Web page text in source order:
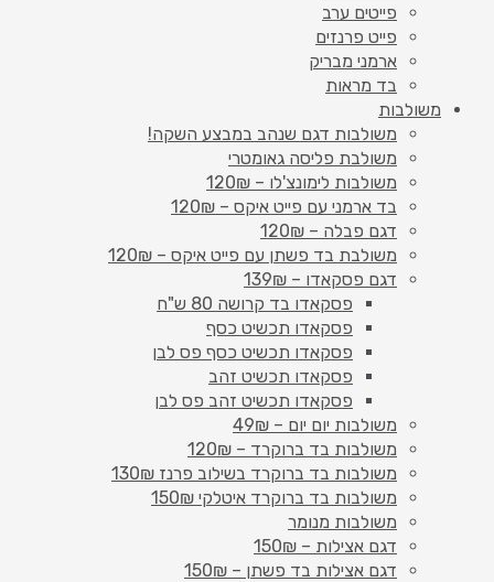
פייטים ערב
פייט פרנזים
ארמני מבריק
בד מראות
משולבות
משולבות דגם שנהב במבצע השקה!
משולבת פליסה גאומטרי
משולבות לימונצ'לו – 120₪
בד ארמני עם פייט איקס – 120₪
דגם פבלה – 120₪
משולבת בד פשתן עם פייט איקס – 120₪
דגם פסקאדו – 139₪
פסקאדו בד קרושה 80 ש"ח
פסקאדו תכשיט כסף
פסקאדו תכשיט כסף פס לבן
פסקאדו תכשיט זהב
פסקאדו תכשיט זהב פס לבן
משולבות יום יום – 49₪
משולבות בד ברוקרד – 120₪
משולבות בד ברוקרד בשילוב פרנז 130₪
משולבות בד ברוקרד איטלקי 150₪
משולבות מנומר
דגם אצילות – 150₪
דגם אצילות בד פשתן – 150₪